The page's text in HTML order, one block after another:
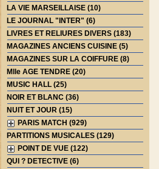
LA VIE MARSEILLAISE (10)
LE JOURNAL "INTER" (6)
LIVRES ET RELIURES DIVERS (183)
MAGAZINES ANCIENS CUISINE (5)
MAGAZINES SUR LA COIFFURE (8)
Mlle AGE TENDRE (20)
MUSIC HALL (25)
NOIR ET BLANC (36)
NUIT ET JOUR (15)
PARIS MATCH (929)
PARTITIONS MUSICALES (129)
POINT DE VUE (122)
QUI ? DETECTIVE (6)